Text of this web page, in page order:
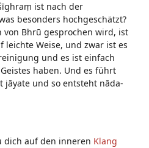
ist nach der
besonders hochgeschätzt?
Bhrū gesprochen wird, ist
Weise, und zwar ist es
und es ist einfach
haben. Und es führt
und so entsteht nāda-
dich auf den inneren Klang